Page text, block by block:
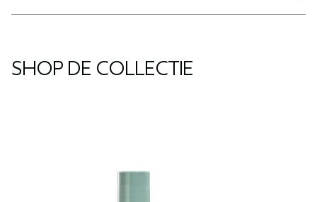
SHOP DE COLLECTIE